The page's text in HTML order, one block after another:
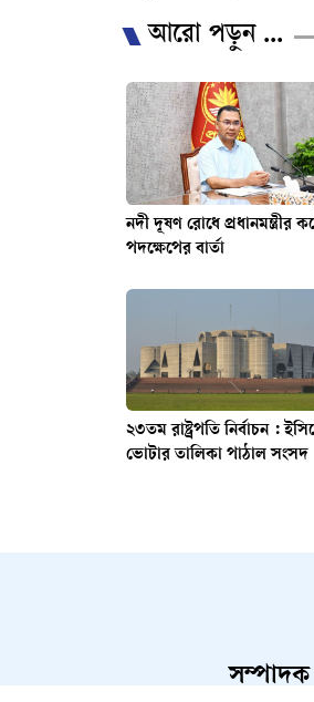
আরো পড়ুন ...
নদী দূষণ রোধে প্রধানমন্ত্রীর
পদক্ষেপের বার্তা
২৩তম রাষ্ট্রপতি নির্বাচন :
ভোটার তালিকা পাঠাল সংসদ